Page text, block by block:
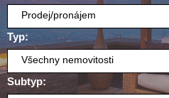
Prodej/pronájem
Typ:
Všechny nemovitosti
Subtyp: